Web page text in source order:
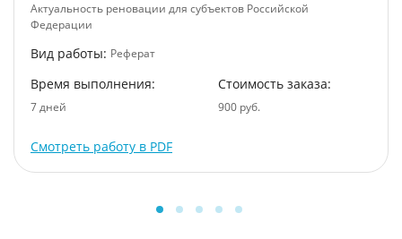
Актуальность реновации для субъектов Российской
Федерации
Вид работы: Реферат
Время выполнения:
7 дней
Стоимость заказа:
900 руб.
Смотреть работу в PDF